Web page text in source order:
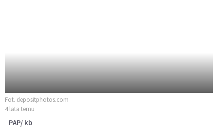
Fot. depositphotos.com
4 lata temu
PAP/ kb